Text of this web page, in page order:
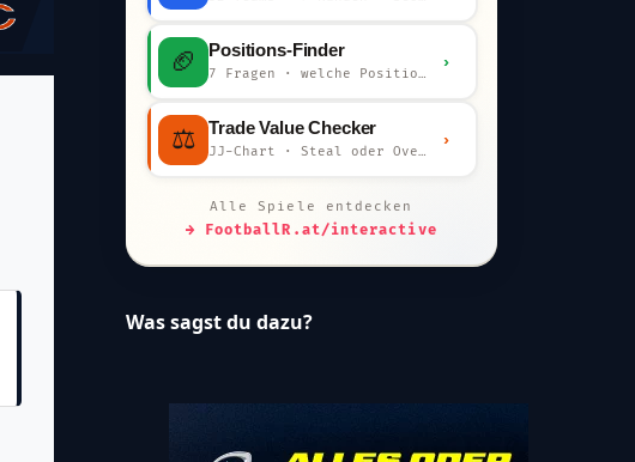
🏈 Positions-Finder
›
⚖️ Trade Value Checker
›
Alle Spiele entdecken
→ FootballR.at/interactive
Was sagst du dazu?